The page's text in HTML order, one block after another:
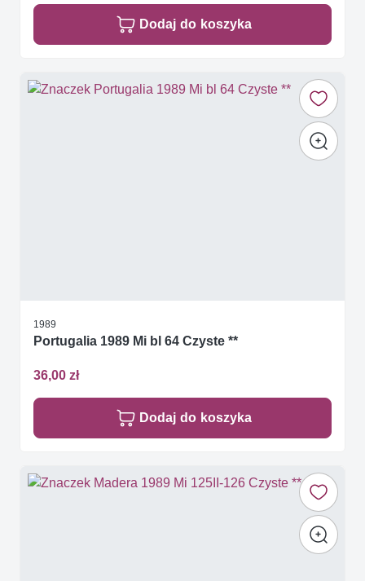
Dodaj do koszyka
1989
Portugalia 1989 Mi bl 64 Czyste **
36,00 zł
Dodaj do koszyka